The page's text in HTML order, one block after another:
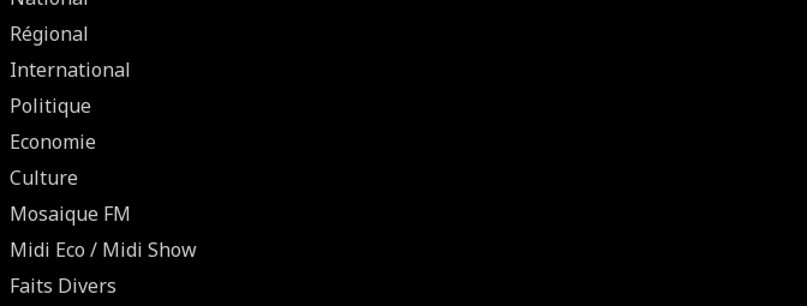
Régional
International
Politique
Economie
Culture
Mosaique FM
Midi Eco / Midi Show
Faits Divers